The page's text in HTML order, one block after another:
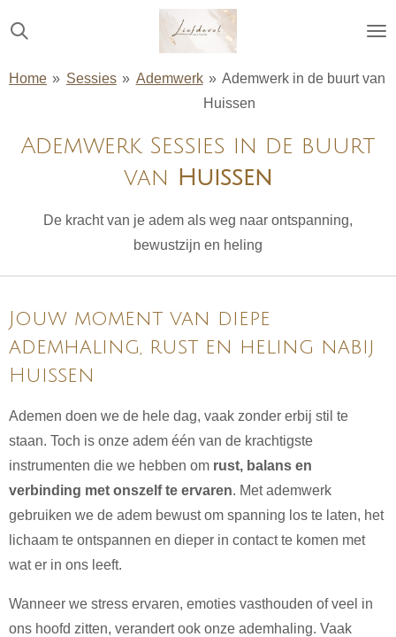
Ga
direct
naar
Home » Sessies » Ademwerk » Ademwerk in de buurt van
Huissen
Ademwerk Sessies in de buurt
van
Huissen
De kracht van je adem als weg naar ontspanning,
bewustzijn en heling
Jouw moment van diepe
ademhaling, rust en heling nabij
Huissen
Ademen doen we de hele dag, vaak zonder erbij stil te
staan. Toch is onze adem één van de krachtigste
instrumenten die we hebben om rust, balans en
verbinding met onszelf te ervaren. Met ademwerk
gebruiken we de adem bewust om spanning los te laten, het
lichaam te ontspannen en dieper in contact te komen met
wat er in ons leeft.
Wanneer we stress ervaren, emoties vasthouden of veel in
ons hoofd zitten, verandert ook onze ademhaling. Vaak